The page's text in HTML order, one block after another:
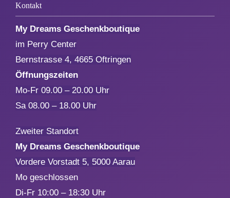
Kontakt
My Dreams Geschenkboutique
im Perry Center
Bernstrasse 4, 4665 Oftringen
Öffnungszeiten
Mo-Fr 09.00 – 20.00 Uhr
Sa 08.00 – 18.00 Uhr
Zweiter Standort
My Dreams Geschenkboutique
Vordere Vorstadt 5, 5000 Aarau
Mo geschlossen
Di-Fr 10:00 – 18:30 Uhr